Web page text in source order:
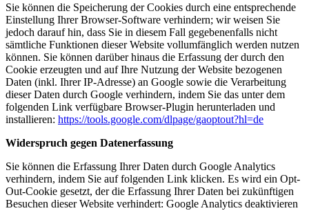
Sie können die Speicherung der Cookies durch eine entsprechende
Einstellung Ihrer Browser-Software verhindern; wir weisen Sie
jedoch darauf hin, dass Sie in diesem Fall gegebenenfalls nicht
sämtliche Funktionen dieser Website vollumfänglich werden nutzen
können. Sie können darüber hinaus die Erfassung der durch den
Cookie erzeugten und auf Ihre Nutzung der Website bezogenen
Daten (inkl. Ihrer IP-Adresse) an Google sowie die Verarbeitung
dieser Daten durch Google verhindern, indem Sie das unter dem
folgenden Link verfügbare Browser-Plugin herunterladen und
installieren: https://tools.google.com/dlpage/gaoptout?hl=de
Widerspruch gegen Datenerfassung
Sie können die Erfassung Ihrer Daten durch Google Analytics
verhindern, indem Sie auf folgenden Link klicken. Es wird ein Opt-
Out-Cookie gesetzt, der die Erfassung Ihrer Daten bei zukünftigen
Besuchen dieser Website verhindert: Google Analytics deaktivieren